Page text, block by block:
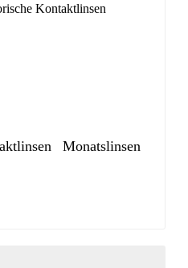
Kontaktlinsen
Monatslinsen